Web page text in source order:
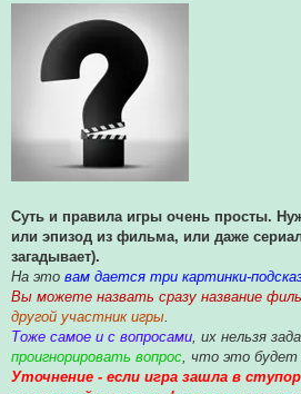
Суть и правила игры очень просты.
или эпизод из фильма, или даже
загадывает).
На этовам дается три картинки-
Вы можете назвать сразу название
другой участник игры
Тоже самое и с вопросами , их нельзя
проигнорировать вопрос , что это
Уточнение - если игра зашла в